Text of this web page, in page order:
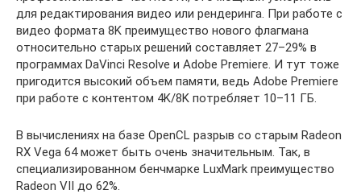
для редактирования видео или рендеринга. При работе с
видео формата 8K преимущество нового флагмана
относительно старых решений составляет 27–29% в
программах DaVinci Resolve и Adobe Premiere. И тут тоже
пригодится высокий объем памяти, ведь Adobe Premiere
при работе с контентом 4K/8K потребляет 10–11 ГБ.
В вычислениях на базе OpenCL разрыв со старым Radeon
RX Vega 64 может быть очень значительным. Так, в
специализированном бенчмарке LuxMark преимущество
Radeon VII до 62%.